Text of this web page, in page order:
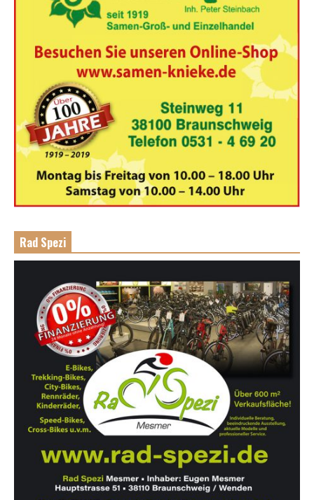
Rad Spezi